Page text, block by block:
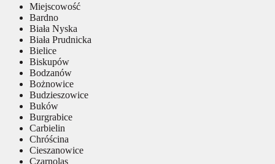
Miejscowość
Bardno
Biała Nyska
Biała Prudnicka
Bielice
Biskupów
Bodzanów
Bożnowice
Budzieszowice
Buków
Burgrabice
Carbielin
Chróścina
Cieszanowice
Czarnolas